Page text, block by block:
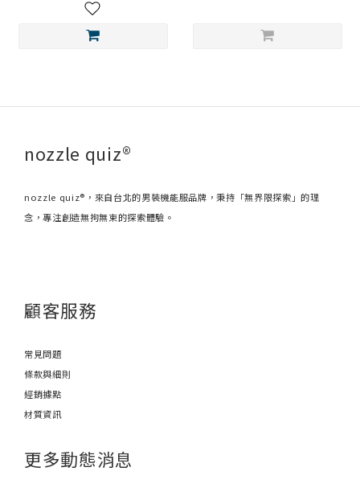
nozzle quiz®
nozzle quiz®，來自台北的男裝機能服品牌，秉持「無界限探索」的理
念，專注創造無拘無束的探索體驗。
顧客服務
常見問題
條款與細則
經銷據點
材質資訊
更多動態消息